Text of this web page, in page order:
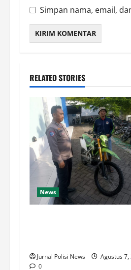
Simpan nama, email,
RELATED STORIES
News
Jurnal Polisi News
Agustus 7,
0